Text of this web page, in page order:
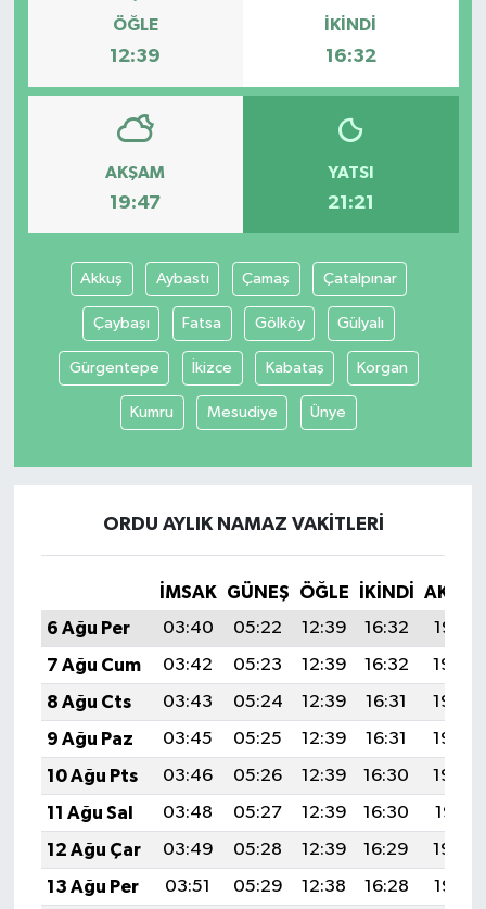
ÖĞLE
12:39
İKINDI
16:32
AKŞAM
19:47
YATSI
21:21
Akkuş Aybastı Çamaş Çatalpınar
Çaybaşı Fatsa Gölköy Gülyalı
Gürgentepe İkizce Kabataş Korgan
Kumru Mesudiye Ünye
ORDU AYLIK NAMAZ VAKITLERI
İMSAK GÜNEŞ ÖĞLE İKINDI
6 Ağu Per
03:40 05:22 12:39 16:32
19:47
7 Ağu Cum
03:42 05:23 12:39 16:32
19:46
8 Ağu Cts
03:43 05:24 12:39 16:31
19:44
9 Ağu Paz
03:45 05:25 12:39 16:31
19:43
10 Ağu Pts
03:46 05:26 12:39 16:30
19:42
11 Ağu Sal
03:48 05:27 12:39 16:30
19:41
12 Ağu Çar
03:49 05:28 12:39 16:29
19:39
13 Ağu Per
03:51 05:29 12:38 16:28
19:38